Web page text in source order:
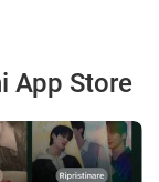
App Store